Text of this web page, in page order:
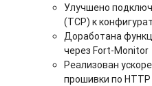
Улучшено
(TCP) к
Доработана
через Fort-Monitor
Реализован
прошивки по HTTP